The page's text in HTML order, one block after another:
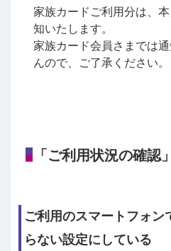
家族カードご利用分は、
知いたします。
家族カード会員さまでは
んので、ご了承ください。
「ご利用状況の確認
ご利用のスマートフォン
らない設定にしている